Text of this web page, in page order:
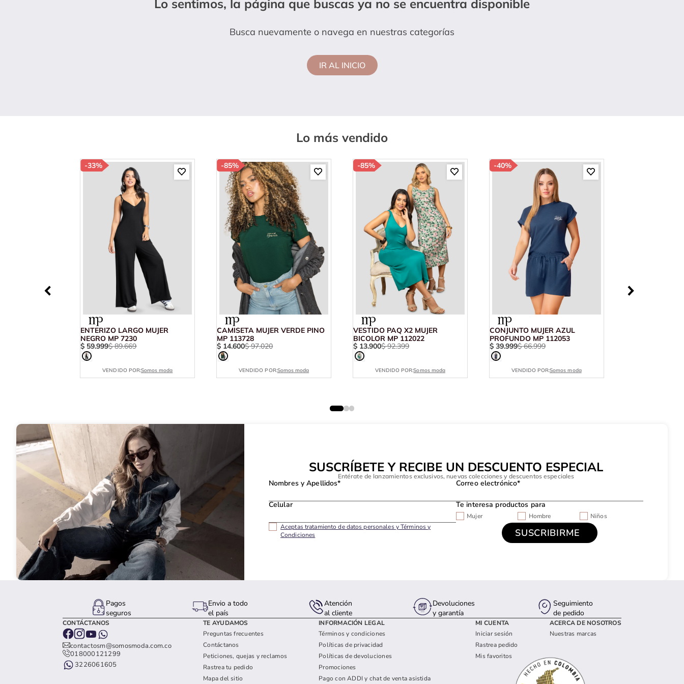
Lo sentimos, la página que buscas ya no se encuentra disponible
Busca nuevamente o navega en nuestras categorías
IR AL INICIO
Lo más vendido
-33%
ENTERIZO LARGO MUJER
NEGRO MP 7230
$ 59.999$ 89.669
VENDIDO POR:Somos moda
-85%
CAMISETA MUJER VERDE PINO
MP 113728
$ 14.600$ 97.020
VENDIDO POR:Somos moda
-85%
VESTIDO PAQ X2 MUJER
BICOLOR MP 112022
$ 13.900$ 92.399
VENDIDO POR:Somos moda
-40%
CONJUNTO MUJER AZUL
PROFUNDO MP 112053
$ 39.999$ 66.999
VENDIDO POR:Somos moda
SUSCRÍBETE Y RECIBE UN DESCUENTO ESPECIAL
Entérate de lanzamientos exclusivos, nuevas colecciones y descuentos especiales
Nombres y Apellidos* Correo electrónico*
Celular Te interesa productos para
Mujer Hombre
Niños
Aceptas tratamiento de datos personales y Términos y
Condiciones
Pagos
seguros
Envio a todo
el país
Atención
al cliente
Devoluciones
y garantía
Seguimiento
de pedido
CONTÁCTANOS
contactosm@somosmoda.com.co
018000121299
3226061605
TE AYUDAMOS
Preguntas frecuentes
Contáctanos
Peticiones, quejas y reclamos
Rastrea tu pedido
Mapa del sitio
INFORMACIÓN LEGAL
Términos y condiciones
Políticas de privacidad
Políticas de devoluciones
Promociones
Pago con ADDI y chat de venta asistida
MI CUENTA
Iniciar sesión
Rastrea pedido
Mis favoritos
ACERCA DE NOSOTROS
Nuestras marcas
10. camibuzo